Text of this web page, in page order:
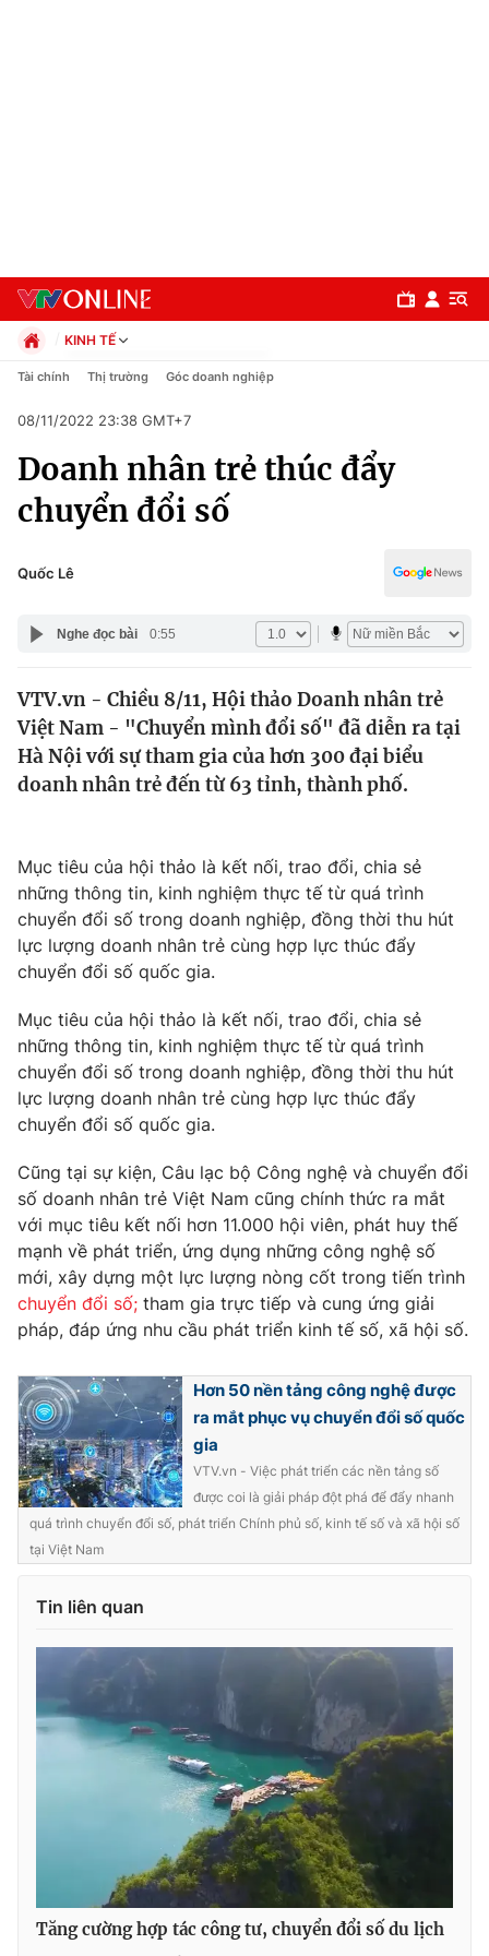
Chuyên mục
Chính trị
Pháp luật
Thế giới
Tin tức
Câu chuyện quốc tế
Tài chính
Thị trường
Góc doanh nghiệp
Dữ liệu và đời sống
Truyền hình
Phim VTV
Hậu trường
Nhân vật
Khán giả
Điện ảnh
Âm nhạc
Sao
Đời sống
Du lịch
Chất lượng cuộc sống
Giáo dục
Tuyển sinh
Học trực tuyến
Công nghệ
Hitech Công nghệ tương lai
Sản phẩm
Thị trường
Giao lưu trực tuyến
Lịch phát sóng
Chuyên mục khác
Emagazine
Photo Infographic
Video Shorts video
VTV Sức khoẻ Bất động sản
Thị trường 24h Tấm lòng Việt
Vươn mình bằng AI
VTV8
Liên hệ tòa soạn English
KINH TẾ
Chính trị
Pháp luật
Kinh tế
Thể thao
Truyền hình
Y tế
Công nghệ
Tài chính Thị trường Góc doanh nghiệp
08/11/2022 23:38 GMT+7
Doanh nhân trẻ thúc đẩy
chuyển đổi số
Quốc Lê
Nghe đọc bài 0:55
VTV.vn - Chiều 8/11, Hội thảo Doanh nhân trẻ
Việt Nam - "Chuyển mình đổi số" đã diễn ra tại
Hà Nội với sự tham gia của hơn 300 đại biểu
doanh nhân trẻ đến từ 63 tỉnh, thành phố.
Mục tiêu của hội thảo là kết nối, trao đổi, chia sẻ
những thông tin, kinh nghiệm thực tế từ quá trình
chuyển đổi số trong doanh nghiệp, đồng thời thu hút
lực lượng doanh nhân trẻ cùng hợp lực thúc đẩy
chuyển đổi số quốc gia.
Mục tiêu của hội thảo là kết nối, trao đổi, chia sẻ
những thông tin, kinh nghiệm thực tế từ quá trình
chuyển đổi số trong doanh nghiệp, đồng thời thu hút
lực lượng doanh nhân trẻ cùng hợp lực thúc đẩy
chuyển đổi số quốc gia.
Cũng tại sự kiện, Câu lạc bộ Công nghệ và chuyển đổi
số doanh nhân trẻ Việt Nam cũng chính thức ra mắt
với mục tiêu kết nối hơn 11.000 hội viên, phát huy thế
mạnh về phát triển, ứng dụng những công nghệ số
mới, xây dựng một lực lượng nòng cốt trong tiến trình
chuyển đổi số; tham gia trực tiếp và cung ứng giải
pháp, đáp ứng nhu cầu phát triển kinh tế số, xã hội số.
Hơn 50 nền tảng công nghệ được
ra mắt phục vụ chuyển đổi số quốc
gia
VTV.vn - Việc phát triển các nền tảng số
được coi là giải pháp đột phá để đẩy nhanh
quá trình chuyển đổi số, phát triển Chính phủ số, kinh tế số và xã hội số
tại Việt Nam
Tin liên quan
Tăng cường hợp tác công tư, chuyển đổi số du lịch